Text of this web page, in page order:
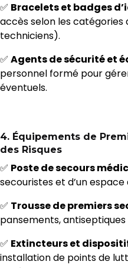
✅ Bracelets et badges
accès selon les catégories
techniciens).
✅ Agents de sécurité et
personnel formé pour
éventuels.
4. Équipements de
des Risques
✅ Poste de secours
secouristes et d’un espace
✅ Trousse de premiers
pansements,
✅ Extincteurs et
installation de points de